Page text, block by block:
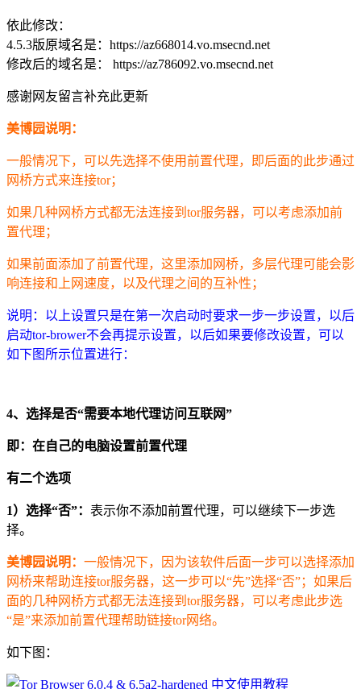
依此修改：
4.5.3版原域名是：https://az668014.vo.msecnd.net
修改后的域名是： https://az786092.vo.msecnd.net
感谢网友留言补充此更新
美博园说明：
一般情况下，可以先选择不使用前置代理，即后面的此步通过
网桥方式来连接tor；
如果几种网桥方式都无法连接到tor服务器，可以考虑添加前
置代理；
如果前面添加了前置代理，这里添加网桥，多层代理可能会影
响连接和上网速度，以及代理之间的互补性；
说明：以上设置只是在第一次启动时要求一步一步设置，以后
启动tor-brower不会再提示设置，以后如果要修改设置，可以
如下图所示位置进行：
4、选择是否“需要本地代理访问互联网”
即：在自己的电脑设置前置代理
有二个选项
1）选择“否”： 表示你不添加前置代理，可以继续下一步选
择。
美博园说明： 一般情况下，因为该软件后面一步可以选择添加
网桥来帮助连接tor服务器，这一步可以“先”选择“否”；如果后
面的几种网桥方式都无法连接到tor服务器，可以考虑此步选
“是”来添加前置代理帮助链接tor网络。
如下图：